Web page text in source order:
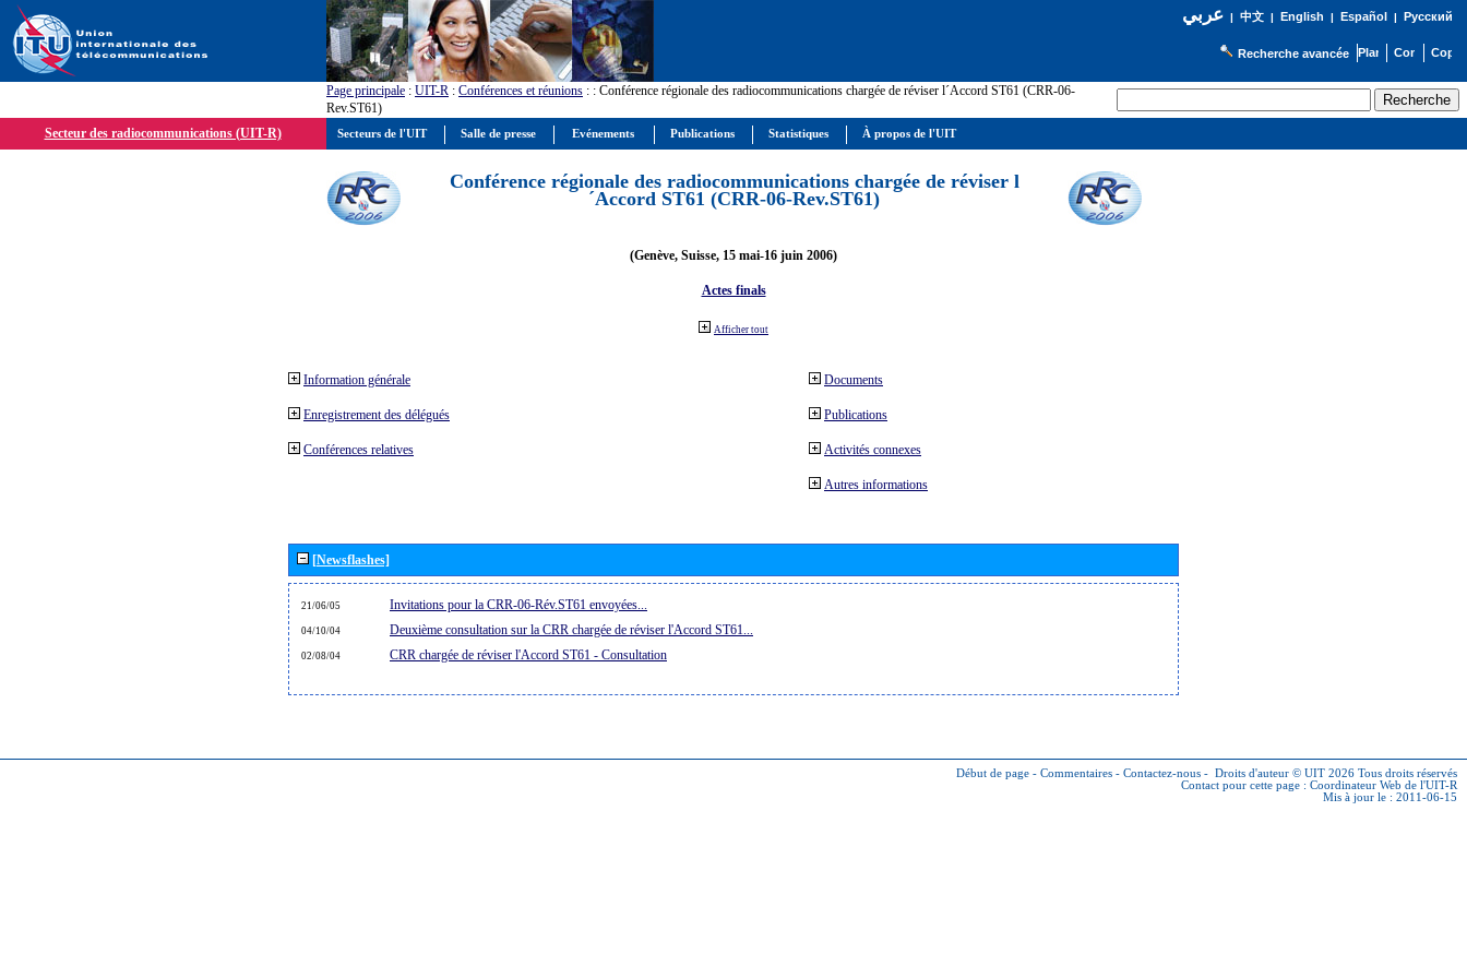
عربي| 中文| English | Español | Русский
Recherche avancée
Page principale : UIT-R : Conférences et réunions : : Conférence régionale des radiocommunications chargée de réviser l´Accord ST61 (CRR-06-
Rev.ST61)
Secteur des radiocommunications (UIT-R)
Conférence régionale des radiocommunications chargée de réviser l
´Accord ST61 (CRR-06-Rev.ST61)
(Genève, Suisse, 15 mai-16 juin 2006)
Actes finals
Afficher tout
Information générale
Enregistrement des délégués
Conférences relatives
Documents
Publications
Activités connexes
Autres informations
[Newsflashes]
21/06/05 Invitations pour la CRR-06-Rév.ST61 envoyées...
04/10/04 Deuxième consultation sur la CRR chargée de réviser l'Accord ST61...
02/08/04 CRR chargée de réviser l'Accord ST61 - Consultation
Début de page - Commentaires - Contactez-nous - Droits d'auteur © UIT 2026 Tous droits réservés
Contact pour cette page : Coordinateur Web de l'UIT-R
Mis à jour le : 2011-06-15
Secteurs de l'UIT Salle de presse Evénements Publications Statistiques À propos de l'UIT